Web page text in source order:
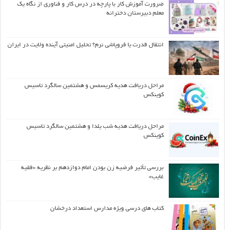
ضرورت آموزش کار با پارچه در درس کار و فناوری از نگاه یک
معلم دبیرستان دخترانه
انتقال قدرت یا فروپاشی نرم؟ تحلیل امنیتی آینده ولایت در ایران
مراحل دریافت هدیه کریسمس و هشتمین سالگرد تاسیس
کوینکس
مراحل دریافت هدیه شب یلدا و هشتمین سالگرد تاسیس
کوینکس
بررسی تأثیر فرضیه زن بودن امام دوازدهم بر نظریه «فقیه
غایب»
کتاب های درسی ویژه مدارس استعداد درخشان